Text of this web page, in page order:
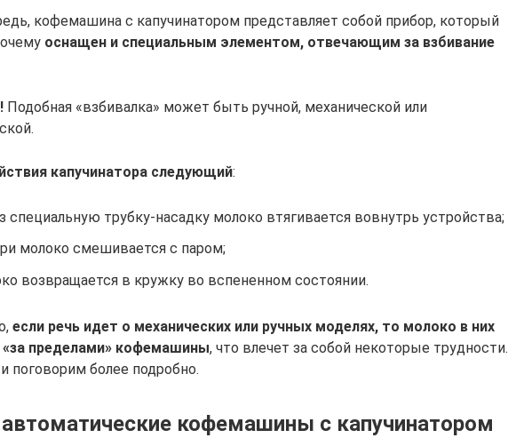
кофемашина с капучинатором представляет собой прибор, который
оснащен и специальным элементом, отвечающим за взбивание
Подобная «взбивалка» может быть ручной, механической или
капучинатора следующий:
специальную трубку-насадку молоко втягивается вовнутрь устройства;
молоко смешивается с паром;
возвращается в кружку во вспененном состоянии.
если речь идет о механических или ручных моделях, то молоко в них
«за пределами» кофемашины, что влечет за собой некоторые трудности.
поговорим более подробно.
кофемашины с капучинатором